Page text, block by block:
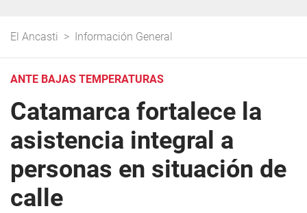
El Ancasti > Información General
ANTE BAJAS TEMPERATURAS
Catamarca fortalece la
asistencia integral a
personas en situación de
calle